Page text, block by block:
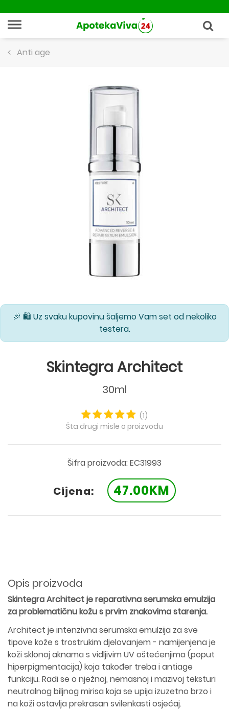
Anti age
🎉 🛍️ Uz svaku kupovinu šaljemo Vam set od nekoliko
testera.
Skintegra Architect
30ml
(1)
Šta drugi misle o proizvodu
Šifra proizvoda: EC31993
Cijena: 47.00KM
Opis proizvoda
Skintegra Architect je reparativna serumska emulzija
za problematičnu kožu s prvim znakovima starenja.
Architect je intenzivna serumska emulzija za sve
tipove kože s trostrukim djelovanjem - namijenjena je
koži sklonoj aknama s vidljivim UV oštećenjima (poput
hiperpigmentacija) koja također treba i antiage
funkciju. Radi se o nježnoj, nemasnoj i mazivoj teksturi
neutralnog biljnog mirisa koja se upija izuzetno brzo i
na koži ostavlja prekrasan svilenkasti osjećaj.